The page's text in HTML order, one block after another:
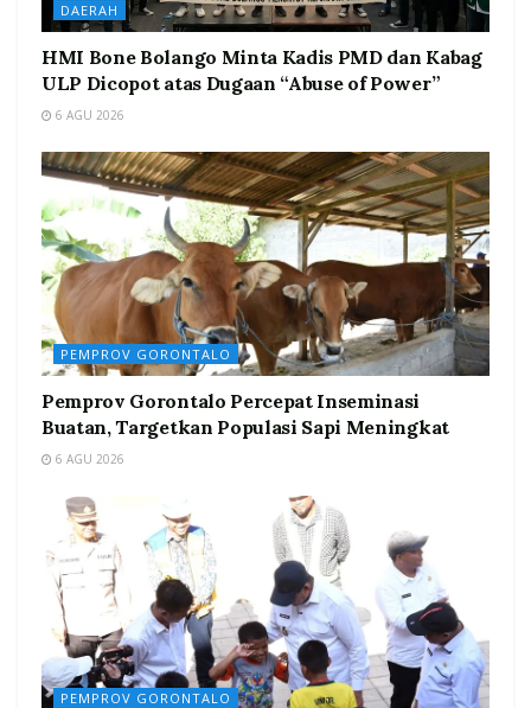
DAERAH
HMI Bone Bolango Minta Kadis PMD dan Kabag
ULP Dicopot atas Dugaan “Abuse of Power”
6 AGU 2026
PEMPROV GORONTALO
Pemprov Gorontalo Percepat Inseminasi
Buatan, Targetkan Populasi Sapi Meningkat
6 AGU 2026
PEMPROV GORONTALO